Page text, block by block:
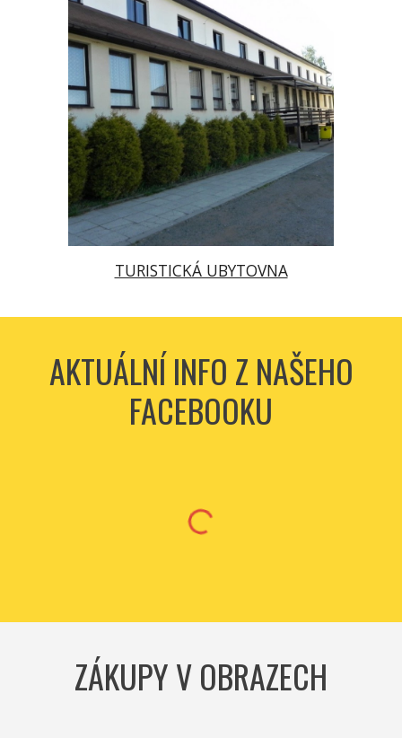
TURISTICKÁ UBYTOVNA
AKTUÁLNÍ INFO Z NAŠEHO
FACEBOOKU
ZÁKUPY V OBRAZECH